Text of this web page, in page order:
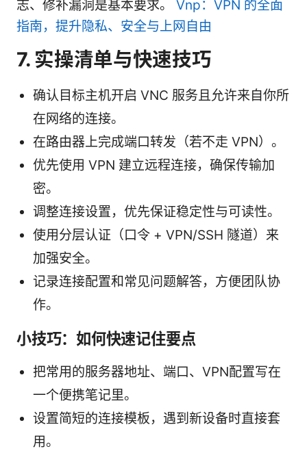
志、修补漏洞是基本要求。 Vnp：VPN 的全面
指南，提升隐私、安全与上网自由
7. 实操清单与快速技巧
确认目标主机开启 VNC 服务且允许来自你所
在网络的连接。
在路由器上完成端口转发（若不走 VPN）。
优先使用 VPN 建立远程连接，确保传输加
密。
调整连接设置，优先保证稳定性与可读性。
使用分层认证（口令 + VPN/SSH 隧道）来
加强安全。
记录连接配置和常见问题解答，方便团队协
作。
小技巧：如何快速记住要点
把常用的服务器地址、端口、VPN配置写在
一个便携笔记里。
设置简短的连接模板，遇到新设备时直接套
用。